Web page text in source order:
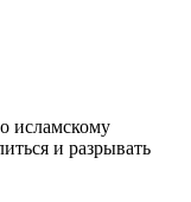
исламскому
и разрывать